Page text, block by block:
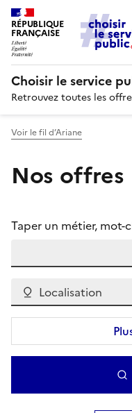
RÉPUBLIQUE
FRANÇAISE
Choisir le service
Retrouvez toutes les
Voir le fil d’Ariane
Nos offres
Taper un métier, mot-
Localisation